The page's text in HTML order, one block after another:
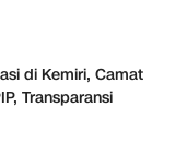
di Kemiri, Camat
Transparansi